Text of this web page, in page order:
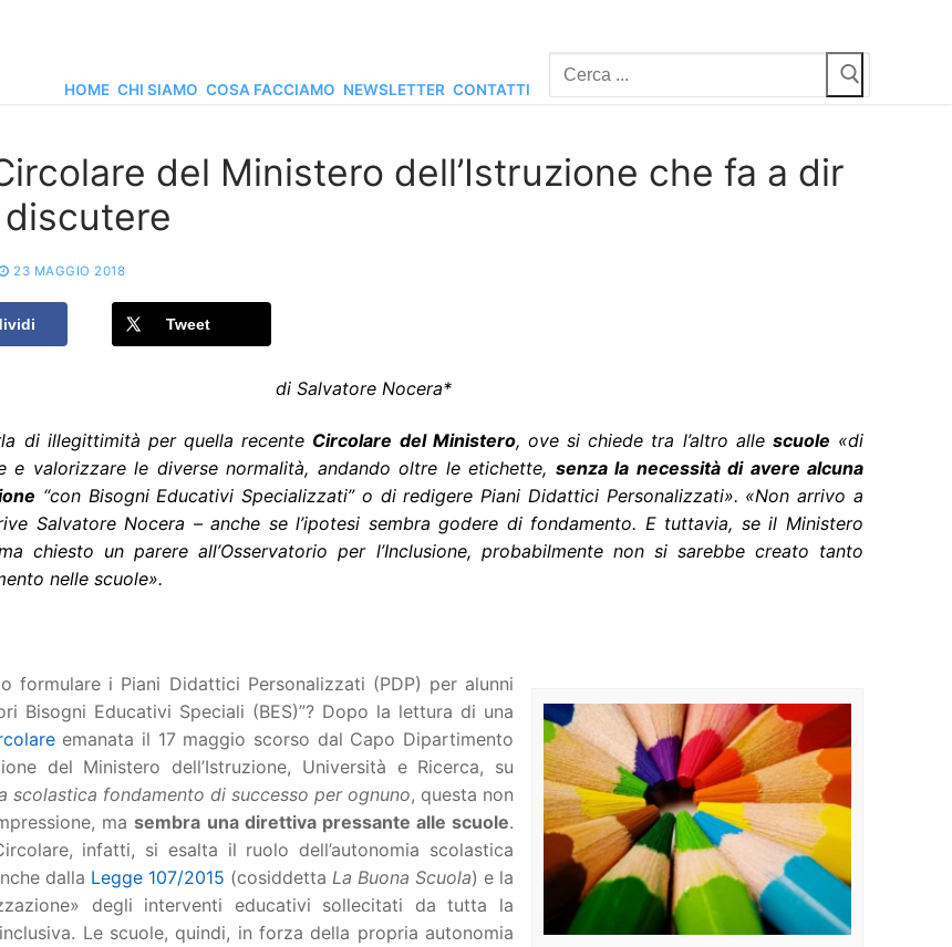
HOME CHI SIAMO COSA FACCIAMO NEWSLETTER CONTATTI
Cerca:
del Ministero dell’Istruzione che fa a dir
23 MAGGIO 2018
Tweet
di Salvatore Nocera*
di illegittimità per quella recente Circolare del Ministero, ove si chiede tra l’altro alle scuole «di
e valorizzare le diverse normalità, andando oltre le etichette, senza la necessità di avere alcuna
“con Bisogni Educativi Specializzati” o di redigere Piani Didattici Personalizzati». «Non arrivo a
Salvatore Nocera – anche se l’ipotesi sembra godere di fondamento. E tuttavia, se il Ministero
chiesto un parere all’Osservatorio per l’Inclusione, probabilmente non si sarebbe creato tanto
nelle scuole».
formulare i Piani Didattici Personalizzati (PDP) per alunni
Bisogni Educativi Speciali (BES)”? Dopo la lettura di una
emanata il 17 maggio scorso dal Capo Dipartimento
del Ministero dell’Istruzione, Università e Ricerca, su
scolastica fondamento di successo per ognuno, questa non
masembra una direttiva pressante alle scuole.
infatti, si esalta il ruolo dell’autonomia scolastica
dalla Legge 107/2015 (cosiddetta La Buona Scuola) e la
degli interventi educativi sollecitati da tutta la
Le scuole, quindi, in forza della propria autonomia